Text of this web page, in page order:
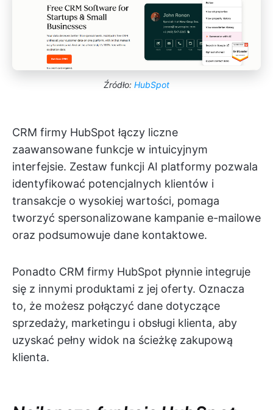
Źródło: HubSpot
CRM firmy HubSpot łączy liczne
zaawansowane funkcje w intuicyjnym
interfejsie. Zestaw funkcji AI platformy pozwala
identyfikować potencjalnych klientów i
transakcje o wysokiej wartości, pomaga
tworzyć spersonalizowane kampanie e-mailowe
oraz podsumowuje dane kontaktowe.
Ponadto CRM firmy HubSpot płynnie integruje
się z innymi produktami z jej oferty. Oznacza
to, że możesz połączyć dane dotyczące
sprzedaży, marketingu i obsługi klienta, aby
uzyskać pełny widok na ścieżkę zakupową
klienta.